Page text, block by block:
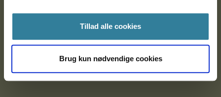
Tillad alle cookies
Brug kun nødvendige cookies
Ankestyrelsen København
EAN: 57 98 000 35 48 21
CVR: 1007 4002